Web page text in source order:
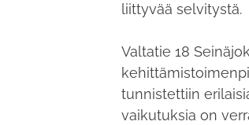
liittyvää selvitystä.
Valtatie 18
tunnistettiin
vaikutuksia on